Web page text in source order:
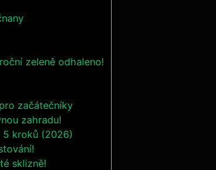
zeleně odhaleno!
začátečníky
zahradu!
5 kroků (2026)
sklizně!